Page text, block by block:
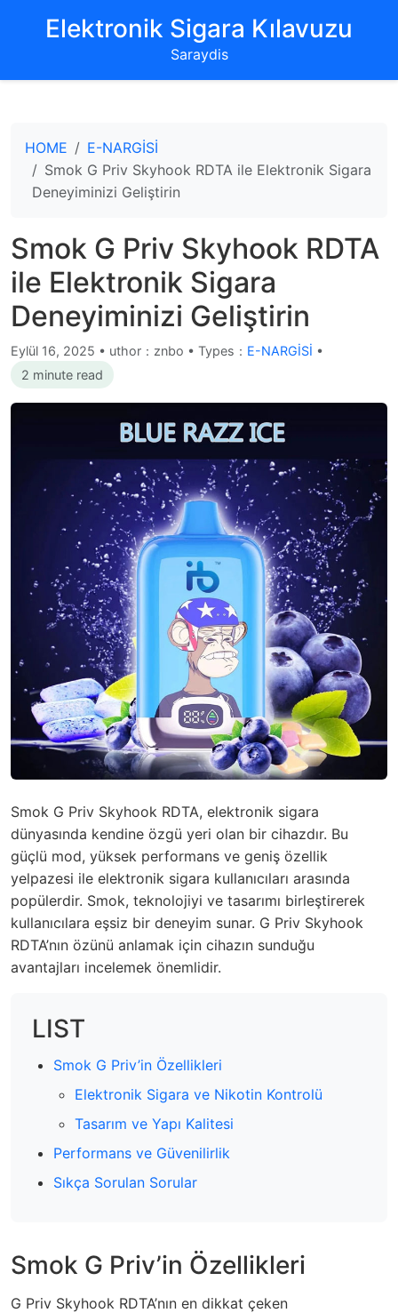
‌Elektronik Sigara Kılavuzu‌
Saraydis
HOME
E-NARGİSİ
Smok G Priv Skyhook RDTA ile Elektronik Sigara
Deneyiminizi Geliştirin
Smok G Priv Skyhook RDTA
ile Elektronik Sigara
Deneyiminizi Geliştirin
Eylül 16, 2025 • uthor：znbo • Types： E-NARGİSİ •
2 minute read
Smok G Priv Skyhook RDTA, elektronik sigara
dünyasında kendine özgü yeri olan bir cihazdır. Bu
güçlü mod, yüksek performans ve geniş özellik
yelpazesi ile elektronik sigara kullanıcıları arasında
popülerdir. Smok, teknolojiyi ve tasarımı birleştirerek
kullanıcılara eşsiz bir deneyim sunar. G Priv Skyhook
RDTA’nın özünü anlamak için cihazın sunduğu
avantajları incelemek önemlidir.
LIST
Smok G Priv’in Özellikleri
Elektronik Sigara ve Nikotin Kontrolü
Tasarım ve Yapı Kalitesi
Performans ve Güvenilirlik
Sıkça Sorulan Sorular
Smok G Priv’in Özellikleri
G Priv Skyhook RDTA’nın en dikkat çeken